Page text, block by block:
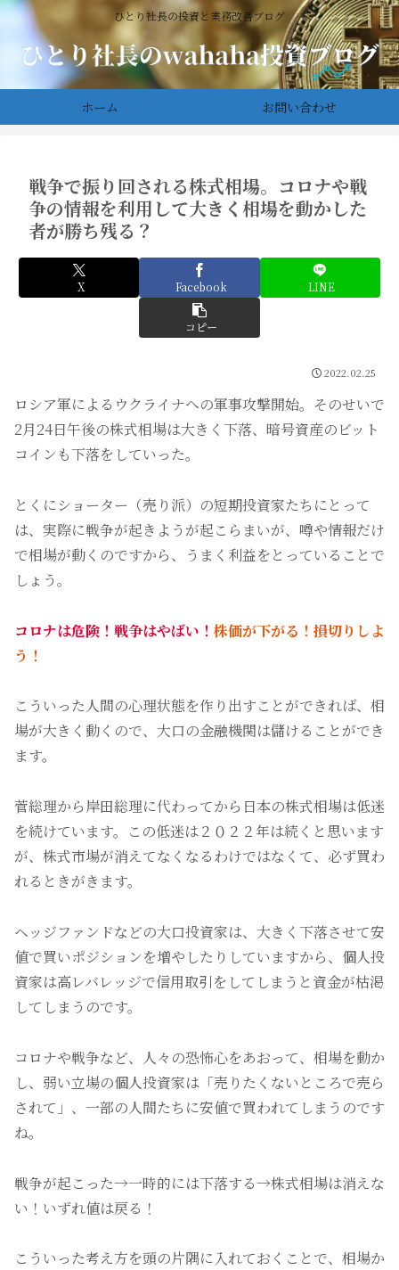
ひとり社長の投資と業務改善ブログ
ホーム お問い合わせ
戦争で振り回される株式相場。コロナや戦
争の情報を利用して大きく相場を動かした
者が勝ち残る？
X Facebook LINE
コピー
2022.02.25
ロシア軍によるウクライナへの軍事攻撃開始。そのせいで
2月24日午後の株式相場は大きく下落、暗号資産のビット
コインも下落をしていった。
とくにショーター（売り派）の短期投資家たちにとって
は、実際に戦争が起きようが起こらまいが、噂や情報だけ
で相場が動くのですから、うまく利益をとっていることで
しょう。
コロナは危険！戦争はやばい！ 株価が下がる！損切りしよ
う！
こういった人間の心理状態を作り出すことができれば、相
場が大きく動くので、大口の金融機関は儲けることができ
ます。
菅総理から岸田総理に代わってから日本の株式相場は低迷
を続けています。この低迷は２０２２年は続くと思います
が、株式市場が消えてなくなるわけではなくて、必ず買わ
れるときがきます。
ヘッジファンドなどの大口投資家は、大きく下落させて安
値で買いポジションを増やしたりしていますから、個人投
資家は高レバレッジで信用取引をしてしまうと資金が枯渇
してしまうのです。
コロナや戦争など、人々の恐怖心をあおって、相場を動か
し、弱い立場の個人投資家は「売りたくないところで売ら
されて」、一部の人間たちに安値で買われてしまうのです
ね。
戦争が起こった→一時的には下落する→株式相場は消えな
い！いずれ値は戻る！
こういった考え方を頭の片隅に入れておくことで、相場か